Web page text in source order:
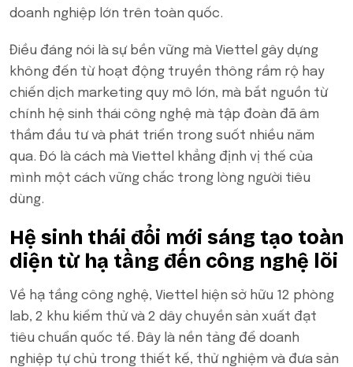
doanh nghiệp lớn trên toàn quốc.
Điều đáng nói là sự bền vững mà Viettel gây dựng
không đến từ hoạt động truyền thông rầm rộ hay
chiến dịch marketing quy mô lớn, mà bắt nguồn từ
chính hệ sinh thái công nghệ mà tập đoàn đã âm
thầm đầu tư và phát triển trong suốt nhiều năm
qua. Đó là cách mà Viettel khẳng định vị thế của
mình một cách vững chắc trong lòng người tiêu
dùng.
Hệ sinh thái đổi mới sáng tạo toàn
diện từ hạ tầng đến công nghệ lõi
Về hạ tầng công nghệ, Viettel hiện sở hữu 12 phòng
lab, 2 khu kiểm thử và 2 dây chuyền sản xuất đạt
tiêu chuẩn quốc tế. Đây là nền tảng để doanh
nghiệp tự chủ trong thiết kế, thử nghiệm và đưa sản